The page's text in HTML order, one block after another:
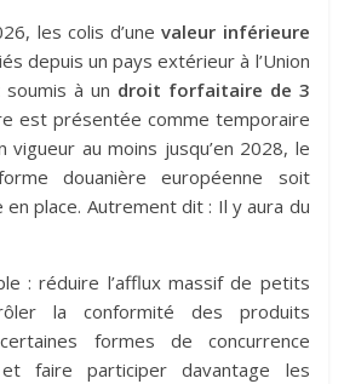
les colis d’unevaleur inférieure
depuis un pays extérieur à l’Union
à un droit forfaitaire de 3
est présentée comme temporaire
au moins jusqu’en 2028, le
douanière européenne soit
place. Autrement dit : Il y aura du
: réduire l’afflux massif de petits
la conformité des produits
formes de concurrence
faire participer davantage les